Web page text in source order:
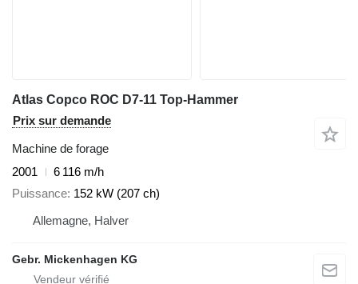
Atlas Copco ROC D7-11 Top-Hammer
Prix sur demande
Machine de forage
2001
6 116 m/h
Puissance 152 kW (207 ch)
Allemagne, Halver
Gebr. Mickenhagen KG